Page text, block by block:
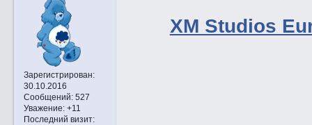
Зарегистрирован:
30.10.2016
Сообщений:527
Уважение: +11
Последний визит:
XM Studios